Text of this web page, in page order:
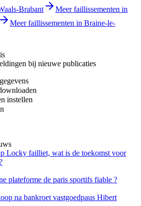
Brabant
Meer faillissementen in
Meer faillissementen in Braine-le-
bij nieuwe publicaties
instellen
Locky failliet, wat is de toekomst voor
plateforme de paris sportifs fiable ?
na bankroet vastgoedpaus Hibert